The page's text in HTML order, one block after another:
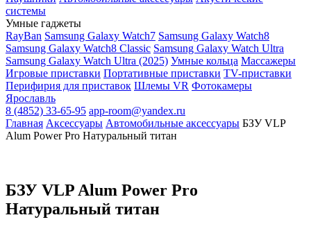
системы
Умные гаджеты
RayBan Samsung Galaxy Watch7 Samsung Galaxy Watch8
Samsung Galaxy Watch8 Classic Samsung Galaxy Watch Ultra
Samsung Galaxy Watch Ultra (2025) Умные кольца Массажеры
Игровые приставки Портативные приставки TV-приставки
Перифирия для приставок Шлемы VR Фотокамеры
Ярославль
8 (4852) 33-65-95 app-room@yandex.ru
Главная Аксессуары Автомобильные аксессуары БЗУ VLP
Alum Power Pro Натуральный титан
БЗУ VLP Alum Power Pro
Натуральный титан